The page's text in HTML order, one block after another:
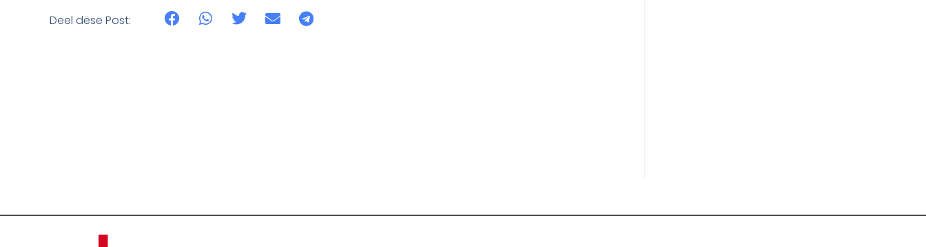
Deel dëse Post: